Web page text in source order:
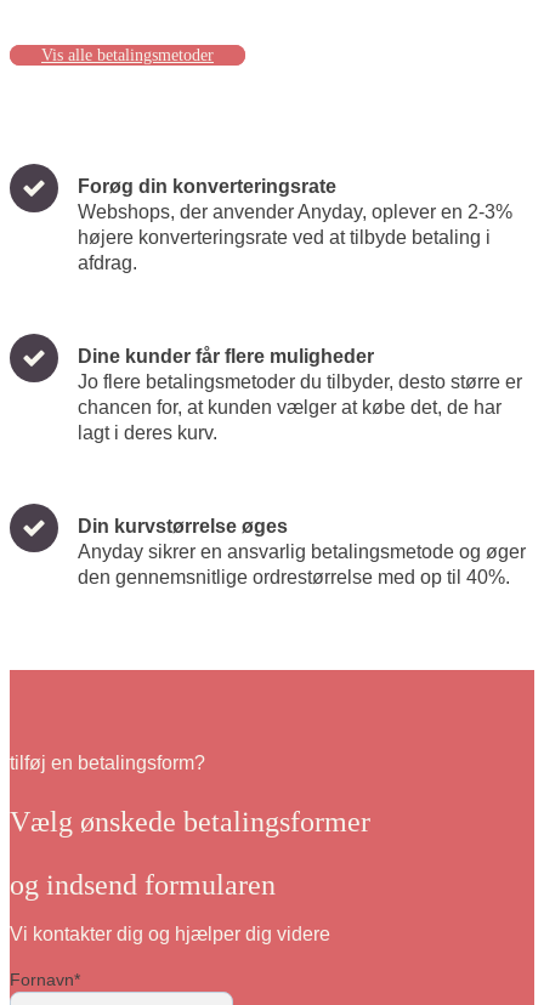
Vis alle betalingsmetoder
Forøg din konverteringsrate
Webshops, der anvender Anyday, oplever en 2-3%
højere konverteringsrate ved at tilbyde betaling i
afdrag.
Dine kunder får flere muligheder
Jo flere betalingsmetoder du tilbyder, desto større er
chancen for, at kunden vælger at købe det, de har
lagt i deres kurv.
Din kurvstørrelse øges
Anyday sikrer en ansvarlig betalingsmetode og øger
den gennemsnitlige ordrestørrelse med op til 40%.
tilføj en betalingsform?
Vælg ønskede betalingsformer
og indsend formularen
Vi kontakter dig og hjælper dig videre
Fornavn*